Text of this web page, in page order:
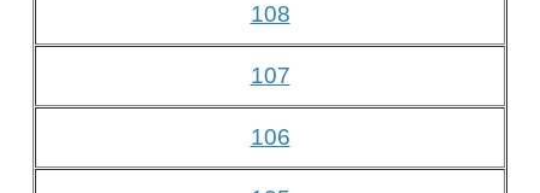
108
107
106